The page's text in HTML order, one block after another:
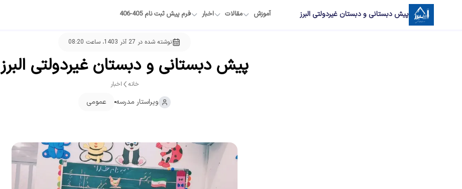
پیش دبستانی و دبستان غیردولتی البرز آموزش مقالات اخبار فرم پیش ثبت نام 405-406
نوشته شده در 27 آذر 1403، ساعت 08:20
پیش دبستانی و دبستان غیردولتی البرز
خانه اخبار
ویراستار مدرسه عمومی